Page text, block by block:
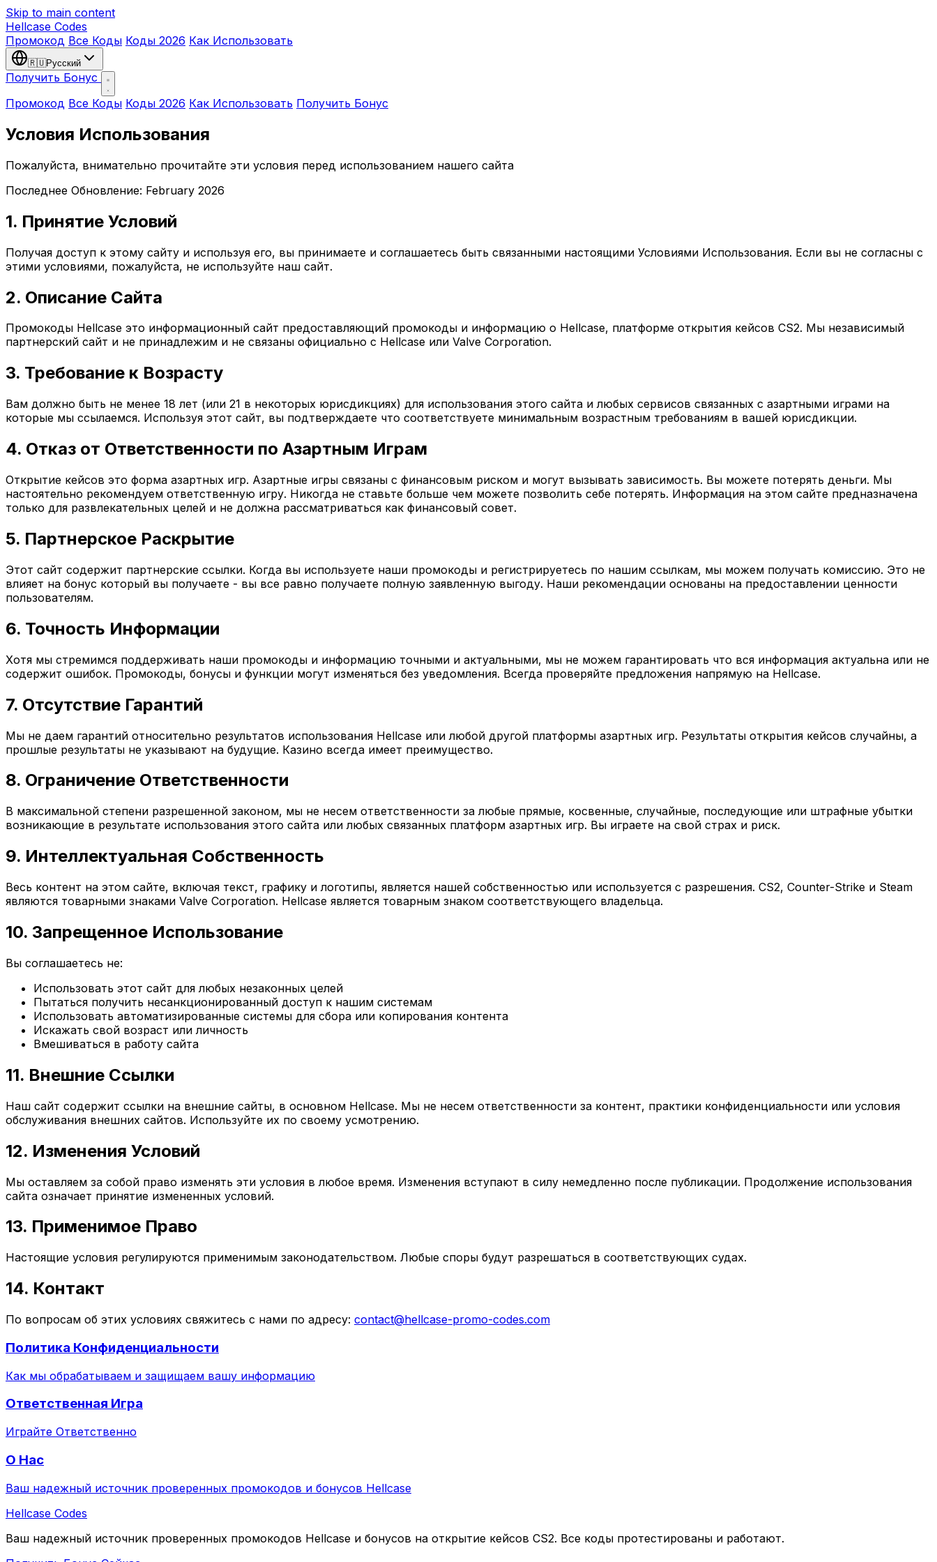
Skip to main content
Hellcase Codes
Промокод Все Коды Коды 2026 Как Использовать
🇷🇺Русский
Получить Бонус
Промокод Все Коды Коды 2026 Как Использовать Получить Бонус
Условия Использования
Пожалуйста, внимательно прочитайте эти условия перед использованием нашего сайта
Последнее Обновление: February 2026
1. Принятие Условий
Получая доступ к этому сайту и используя его, вы принимаете и соглашаетесь быть связанными настоящими Условиями Использования. Если вы не согласны с
этими условиями, пожалуйста, не используйте наш сайт.
2. Описание Сайта
Промокоды Hellcase это информационный сайт предоставляющий промокоды и информацию о Hellcase, платформе открытия кейсов CS2. Мы независимый
партнерский сайт и не принадлежим и не связаны официально с Hellcase или Valve Corporation.
3. Требование к Возрасту
Вам должно быть не менее 18 лет (или 21 в некоторых юрисдикциях) для использования этого сайта и любых сервисов связанных с азартными играми на
которые мы ссылаемся. Используя этот сайт, вы подтверждаете что соответствуете минимальным возрастным требованиям в вашей юрисдикции.
4. Отказ от Ответственности по Азартным Играм
Открытие кейсов это форма азартных игр. Азартные игры связаны с финансовым риском и могут вызывать зависимость. Вы можете потерять деньги. Мы
настоятельно рекомендуем ответственную игру. Никогда не ставьте больше чем можете позволить себе потерять. Информация на этом сайте предназначена
только для развлекательных целей и не должна рассматриваться как финансовый совет.
5. Партнерское Раскрытие
Этот сайт содержит партнерские ссылки. Когда вы используете наши промокоды и регистрируетесь по нашим ссылкам, мы можем получать комиссию. Это не
влияет на бонус который вы получаете - вы все равно получаете полную заявленную выгоду. Наши рекомендации основаны на предоставлении ценности
пользователям.
6. Точность Информации
Хотя мы стремимся поддерживать наши промокоды и информацию точными и актуальными, мы не можем гарантировать что вся информация актуальна или не
содержит ошибок. Промокоды, бонусы и функции могут изменяться без уведомления. Всегда проверяйте предложения напрямую на Hellcase.
7. Отсутствие Гарантий
Мы не даем гарантий относительно результатов использования Hellcase или любой другой платформы азартных игр. Результаты открытия кейсов случайны, а
прошлые результаты не указывают на будущие. Казино всегда имеет преимущество.
8. Ограничение Ответственности
В максимальной степени разрешенной законом, мы не несем ответственности за любые прямые, косвенные, случайные, последующие или штрафные убытки
возникающие в результате использования этого сайта или любых связанных платформ азартных игр. Вы играете на свой страх и риск.
9. Интеллектуальная Собственность
Весь контент на этом сайте, включая текст, графику и логотипы, является нашей собственностью или используется с разрешения. CS2, Counter-Strike и Steam
являются товарными знаками Valve Corporation. Hellcase является товарным знаком соответствующего владельца.
10. Запрещенное Использование
Вы соглашаетесь не:
Использовать этот сайт для любых незаконных целей
Пытаться получить несанкционированный доступ к нашим системам
Использовать автоматизированные системы для сбора или копирования контента
Искажать свой возраст или личность
Вмешиваться в работу сайта
11. Внешние Ссылки
Наш сайт содержит ссылки на внешние сайты, в основном Hellcase. Мы не несем ответственности за контент, практики конфиденциальности или условия
обслуживания внешних сайтов. Используйте их по своему усмотрению.
12. Изменения Условий
Мы оставляем за собой право изменять эти условия в любое время. Изменения вступают в силу немедленно после публикации. Продолжение использования
сайта означает принятие измененных условий.
13. Применимое Право
Настоящие условия регулируются применимым законодательством. Любые споры будут разрешаться в соответствующих судах.
14. Контакт
По вопросам об этих условиях свяжитесь с нами по адресу: contact@hellcase-promo-codes.com
Политика Конфиденциальности
Как мы обрабатываем и защищаем вашу информацию
Ответственная Игра
Играйте Ответственно
О Нас
Ваш надежный источник проверенных промокодов и бонусов Hellcase
Hellcase Codes
Ваш надежный источник проверенных промокодов Hellcase и бонусов на открытие кейсов CS2. Все коды протестированы и работают.